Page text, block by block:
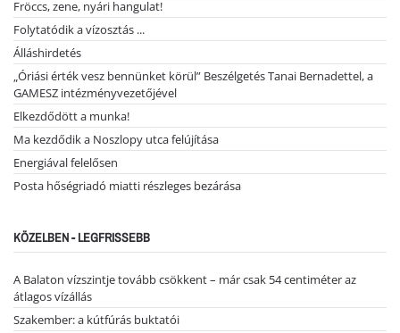
Fröccs, zene, nyári hangulat!
Folytatódik a vízosztás ...
Álláshirdetés
„Óriási érték vesz bennünket körül” Beszélgetés Tanai Bernadettel, a
GAMESZ intézményvezetőjével
Elkezdődött a munka!
Ma kezdődik a Noszlopy utca felújítása
Energiával felelősen
Posta hőségriadó miatti részleges bezárása
KÖZELBEN - LEGFRISSEBB
A Balaton vízszintje tovább csökkent – már csak 54 centiméter az
átlagos vízállás
Szakember: a kútfúrás buktatói